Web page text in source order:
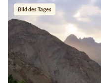
Bild des Tages